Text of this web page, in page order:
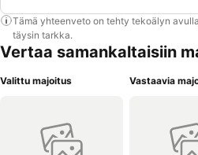
Tämä yhteenveto on tehty tekoälyn
täysin tarkka.
Vertaa samankaltaisiin
Valittu majoitus Vastaavia